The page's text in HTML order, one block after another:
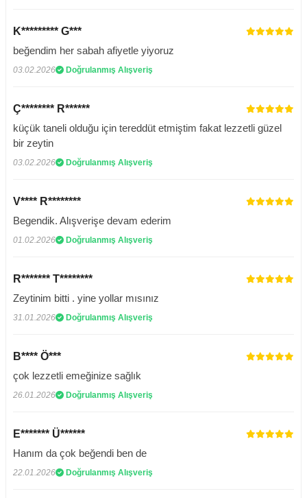
K********* G***
beğendim her sabah afiyetle yiyoruz
03.02.2026 Doğrulanmış Alışveriş
Ç******** R******
küçük taneli olduğu için tereddüt etmiştim fakat lezzetli güzel
bir zeytin
03.02.2026 Doğrulanmış Alışveriş
V**** R********
Begendik. Alışverişe devam ederim
01.02.2026 Doğrulanmış Alışveriş
R******* T********
Zeytinim bitti . yine yollar mısınız
31.01.2026 Doğrulanmış Alışveriş
B**** Ö***
çok lezzetli emeğinize sağlık
26.01.2026 Doğrulanmış Alışveriş
E******* Ü******
Hanım da çok beğendi ben de
22.01.2026 Doğrulanmış Alışveriş